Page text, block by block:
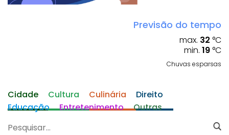
Previsão do tempo
max. 32 °C
min. 19 °C
Chuvas esparsas
Cidade Cultura Culinária
Direito
Educação
Entretenimento Outras